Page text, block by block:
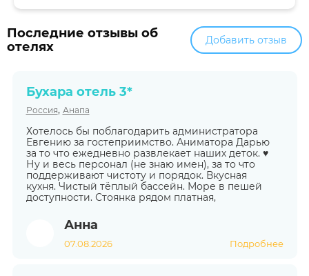
Последние отзывы об
отелях
Добавить отзыв
Бухара отель 3*
Россия, Анапа
Хотелось бы поблагодарить администратора
Евгению за гостеприимство. Аниматора Дарью
за то что ежедневно развлекает наших деток. ♥️
Ну и весь персонал (не знаю имен), за то что
поддерживают чистоту и порядок. Вкусная
кухня. Чистый тёплый бассейн. Море в пешей
доступности. Стоянка рядом платная,
Анна
07.08.2026 Подробнее